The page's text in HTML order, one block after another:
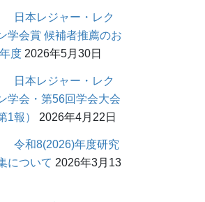
日本レジャー・レク
学会賞 候補者推薦のお
度 2026年5月30日
日本レジャー・レク
学会・第56回学会大会
1報）
2026年4月22日
令和8(2026)年度研究
について 2026年3月13